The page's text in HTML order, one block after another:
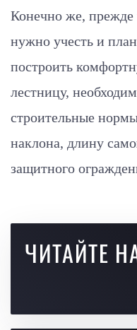
Конечно же, прежде
нужно учесть и
построить
лестницу,
строительные
наклона, длину
защитного
ЧИТАЙТЕ